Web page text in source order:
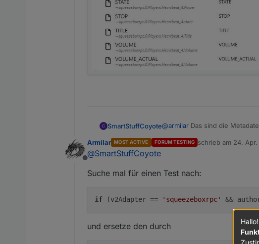
SmartStuffCoyote@armilar Das sind die
Offline
Armilar MOST ACTIVE FORUM TESTING schrieb am 24.
zuletzt editiert von
@SmartStuffCoyote
Suche mal für einen Test nach:
if (v2Adapter == 'squeezeboxrpc' &&
und ersetze den durch